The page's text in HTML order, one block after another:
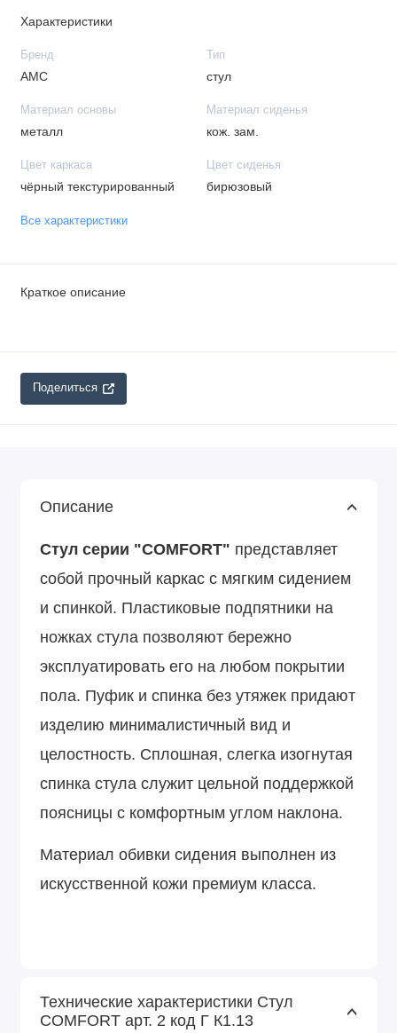
Характеристики
Бренд
АМС
Тип
стул
Материал основы
металл
Материал сиденья
кож. зам.
Цвет каркаса
чёрный текстурированный
Цвет сиденья
бирюзовый
Все характеристики
Краткое описание
Поделиться
Описание
Стул серии "COMFORT" представляет
собой прочный каркас с мягким сидением
и спинкой. Пластиковые подпятники на
ножках стула позволяют бережно
эксплуатировать его на любом покрытии
пола. Пуфик и спинка без утяжек придают
изделию минималистичный вид и
целостность. Сплошная, слегка изогнутая
спинка стула служит цельной поддержкой
поясницы с комфортным углом наклона.
Материал обивки сидения выполнен из
искусственной кожи премиум класса.
Технические характеристики Стул
COMFORT арт. 2 код Г К1.13